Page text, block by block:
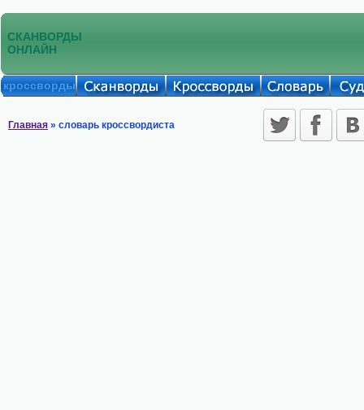
СКАНВОРДЫ
ОНЛАЙН
кроссворды
Главная » словарь кроссвордиста